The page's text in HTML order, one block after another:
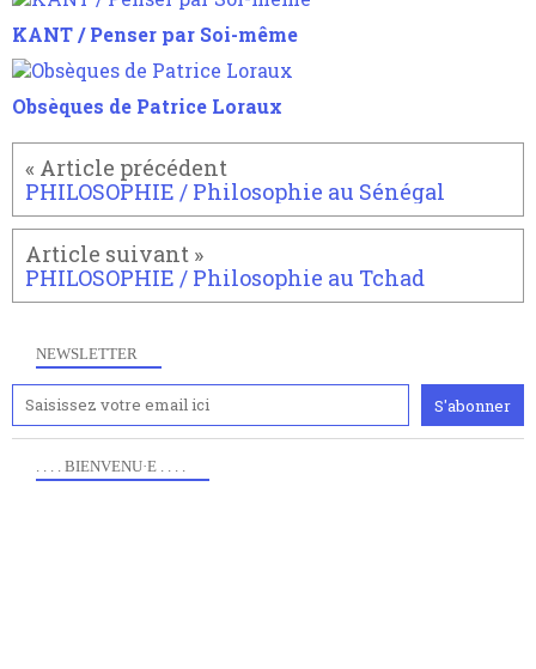
KANT / Penser par Soi-même
Obsèques de Patrice Loraux
PHILOSOPHIE / Philosophie au Sénégal
PHILOSOPHIE / Philosophie au Tchad
NEWSLETTER
. . . . BIENVENU·E . . . .